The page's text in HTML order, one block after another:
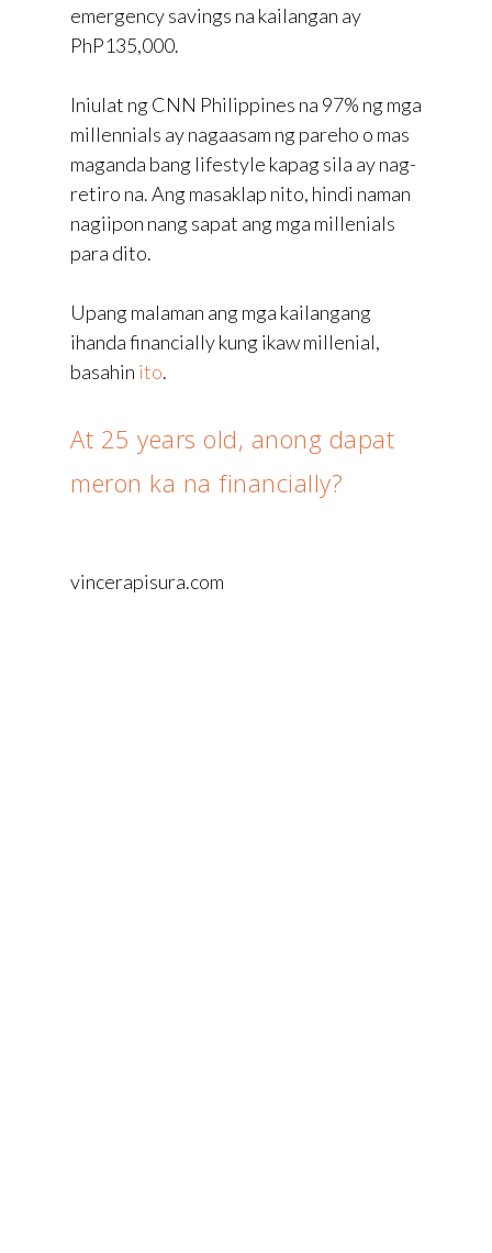
emergency savings na kailangan ay
PhP135,000.
Iniulat ng CNN Philippines na 97% ng mga
millennials ay nagaasam ng pareho o mas
maganda bang lifestyle kapag sila ay nag-
retiro na. Ang masaklap nito, hindi naman
nagiipon nang sapat ang mga millenials
para dito.
Upang malaman ang mga kailangang
ihanda financially kung ikaw millenial,
basahin ito.
At 25 years old, anong dapat
meron ka na financially?
vincerapisura.com